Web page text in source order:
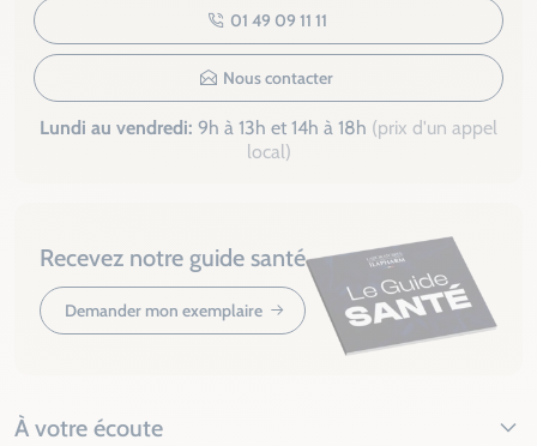
01 49 09 11 11
Nous contacter
Lundi au vendredi: 9h à 13h et 14h à 18h (prix d'un appel
local)
Recevez notre guide santé
Demander mon exemplaire
À votre écoute